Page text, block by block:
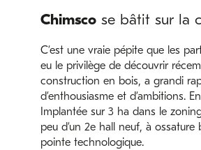
Chimscose bâtit sur la
C’est une vraie pépite que les
eu le privilège de découvrir
construction en bois, a grandi
d’enthousiasme et d’ambitions.
Implantée sur 3 ha dans le
peu d’un 2e hall neuf, à
pointe technologique.